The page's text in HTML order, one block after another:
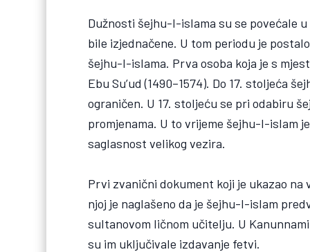
Dužnosti šejhu-l-islama su se povećale
bile izjednačene. U tom periodu je
šejhu-l-islama. Prva osoba koja je s
Ebu Su’ud (1490–1574). Do 17. stoljeća
ograničen. U 17. stoljeću se pri odabiru
promjenama. U to vrijeme šejhu-l-islam
saglasnost velikog vezira.
Prvi zvanični dokument koji je ukazao
njoj je naglašeno da je šejhu-l-islam
sultanovom ličnom učitelju. U
su im uključivale izdavanje fetvi.